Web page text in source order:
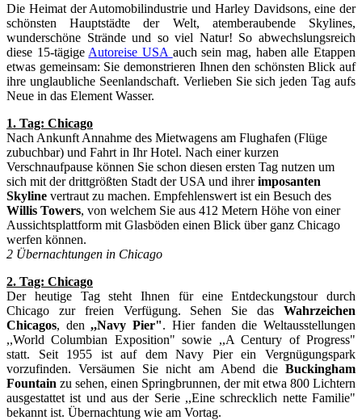
Die Heimat der Automobilindustrie und Harley Davidsons, eine der
schönsten Hauptstädte der Welt, atemberaubende Skylines,
wunderschöne Strände und so viel Natur! So abwechslungsreich
diese 15-tägige Autoreise USA auch sein mag, haben alle Etappen
etwas gemeinsam: Sie demonstrieren Ihnen den schönsten Blick auf
ihre unglaubliche Seenlandschaft. Verlieben Sie sich jeden Tag aufs
Neue in das Element Wasser.
1. Tag: Chicago
Nach Ankunft Annahme des Mietwagens am Flughafen (Flüge
zubuchbar) und Fahrt in Ihr Hotel. Nach einer kurzen
Verschnaufpause können Sie schon diesen ersten Tag nutzen um
sich mit der drittgrößten Stadt der USA und ihrerimposanten
Skyline vertraut zu machen. Empfehlenswert ist ein Besuch des
Willis Towers, von welchem Sie aus 412 Metern Höhe von einer
Aussichtsplattform mit Glasböden einen Blick über ganz Chicago
werfen können.
2 Übernachtungen in Chicago
2. Tag: Chicago
Der heutige Tag steht Ihnen für eine Entdeckungstour durch
Chicago zur freien Verfügung. Sehen Sie das Wahrzeichen
Chicagos, den,,Navy Pier". Hier fanden die Weltausstellungen
,,World Columbian Exposition" sowie ,,A Century of Progress"
statt. Seit 1955 ist auf dem Navy Pier ein Vergnügungspark
vorzufinden. Versäumen Sie nicht am Abend die Buckingham
Fountain zu sehen, einen Springbrunnen, der mit etwa 800 Lichtern
ausgestattet ist und aus der Serie ,,Eine schrecklich nette Familie"
bekannt ist. Übernachtung wie am Vortag.